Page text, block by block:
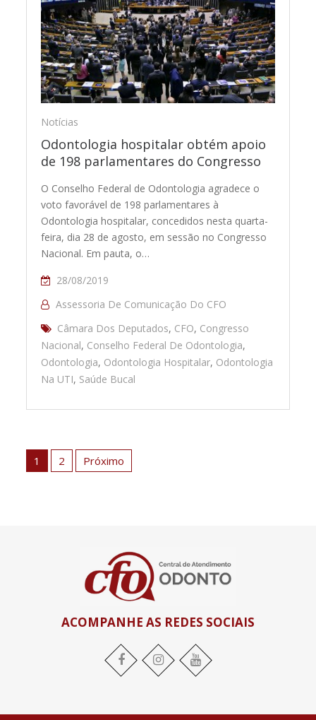
Notícias
Odontologia hospitalar obtém apoio
de 198 parlamentares do Congresso
O Conselho Federal de Odontologia agradece o
voto favorável de 198 parlamentares à
Odontologia hospitalar, concedidos nesta quarta-
feira, dia 28 de agosto, em sessão no Congresso
Nacional. Em pauta, o…
28/08/2019
Assessoria De Comunicação Do CFO
Câmara Dos Deputados, CFO, Congresso
Nacional, Conselho Federal De Odontologia,
Odontologia, Odontologia Hospitalar, Odontologia
Na UTI, Saúde Bucal
Paginação
de1 2 Próximo
ACOMPANHE AS REDES SOCIAIS
Facebook Instagram YouTube